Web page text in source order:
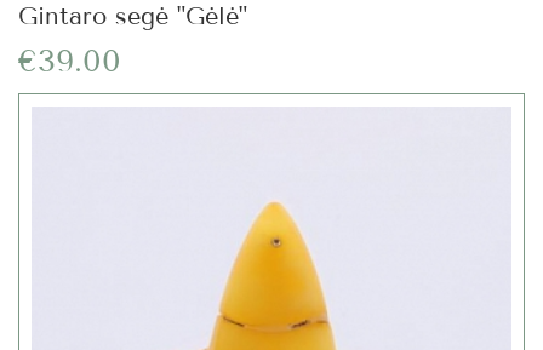
Gintaro segė "Gėlė"
€39.00